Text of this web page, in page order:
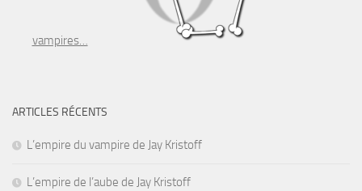
vampires…
ARTICLES RÉCENTS
L’empire du vampire de Jay Kristoff
L’empire de l’aube de Jay Kristoff